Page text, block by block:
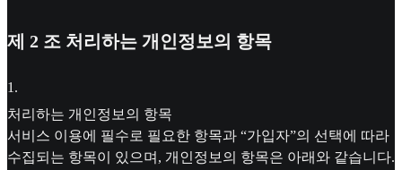
제 2 조 처리하는 개인정보의 항목
1 .
처리하는 개인정보의 항목
서비스 이용에 필수로 필요한 항목과 “가입자”의 선택에 따라
수집되는 항목이 있으며, 개인정보의 항목은 아래와 같습니다.